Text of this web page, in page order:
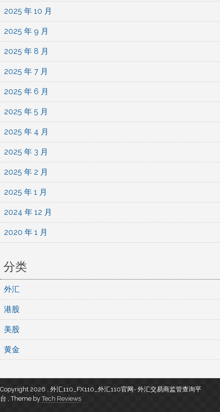
2025 年 10 月
2025 年 9 月
2025 年 8 月
2025 年 7 月
2025 年 6 月
2025 年 5 月
2025 年 4 月
2025 年 3 月
2025 年 2 月
2025 年 1 月
2024 年 12 月
2020 年 1 月
分类
外汇
港股
美股
黄金
Copyright 2026 , 外汇110_FX110_外汇110官网- 外汇交易商监管查询平
台 ,Theme byTech Reviews